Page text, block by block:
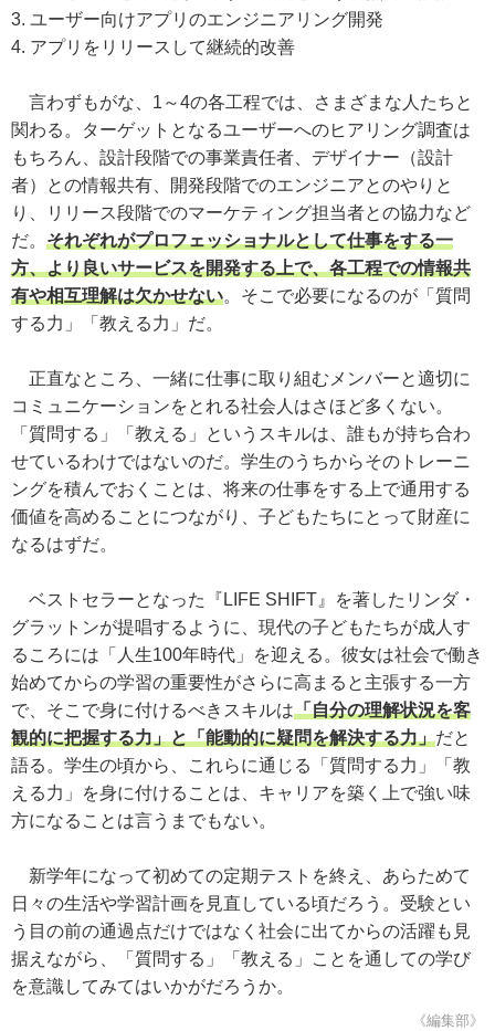
3. ユーザー向けアプリのエンジニアリング開発
4. アプリをリリースして継続的改善
言わずもがな、1～4の各工程では、さまざまな人たちと
関わる。ターゲットとなるユーザーへのヒアリング調査は
もちろん、設計段階での事業責任者、デザイナー（設計
者）との情報共有、開発段階でのエンジニアとのやりと
り、リリース段階でのマーケティング担当者との協力など
だ。 それぞれがプロフェッショナルとして仕事をする一
方、より良いサービスを開発する上で、各工程での情報共
有や相互理解は欠かせない。そこで必要になるのが「質問
する力」「教える力」だ。
正直なところ、一緒に仕事に取り組むメンバーと適切に
コミュニケーションをとれる社会人はさほど多くない。
「質問する」「教える」というスキルは、誰もが持ち合わ
せているわけではないのだ。学生のうちからそのトレーニ
ングを積んでおくことは、将来の仕事をする上で通用する
価値を高めることにつながり、子どもたちにとって財産に
なるはずだ。
ベストセラーとなった『LIFE SHIFT』を著したリンダ・
グラットンが提唱するように、現代の子どもたちが成人す
るころには「人生100年時代」を迎える。彼女は社会で働き
始めてからの学習の重要性がさらに高まると主張する一方
で、そこで身に付けるべきスキルは「自分の理解状況を客
観的に把握する力」と「能動的に疑問を解決する力」だと
語る。学生の頃から、これらに通じる「質問する力」「教
える力」を身に付けることは、キャリアを築く上で強い味
方になることは言うまでもない。
新学年になって初めての定期テストを終え、あらためて
日々の生活や学習計画を見直している頃だろう。受験とい
う目の前の通過点だけではなく社会に出てからの活躍も見
据えながら、「質問する」「教える」ことを通しての学び
を意識してみてはいかがだろうか。
《編集部》